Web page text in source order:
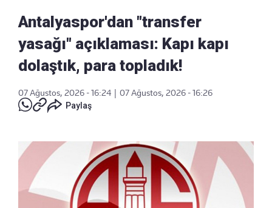
Antalyaspor'dan "transfer
yasağı" açıklaması: Kapı kapı
dolaştık, para topladık!
07 Ağustos, 2026 - 16:24
07 Ağustos, 2026 - 16:26
Paylaş